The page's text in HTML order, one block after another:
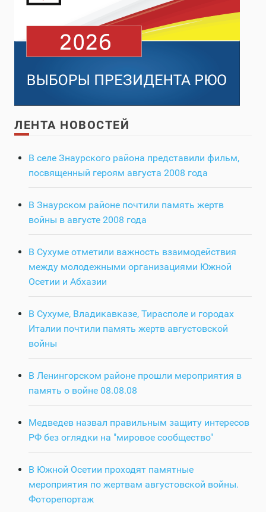
ЛЕНТА НОВОСТЕЙ
В селе Знаурского района представили фильм,
посвященный героям августа 2008 года
В Знаурском районе почтили память жертв
войны в августе 2008 года
В Сухуме отметили важность взаимодействия
между молодежными организациями Южной
Осетии и Абхазии
В Сухуме, Владикавказе, Тирасполе и городах
Италии почтили память жертв августовской
войны
В Ленингорском районе прошли мероприятия в
память о войне 08.08.08
Медведев назвал правильным защиту интересов
РФ без оглядки на "мировое сообщество"
В Южной Осетии проходят памятные
мероприятия по жертвам августовской войны.
Фоторепортаж